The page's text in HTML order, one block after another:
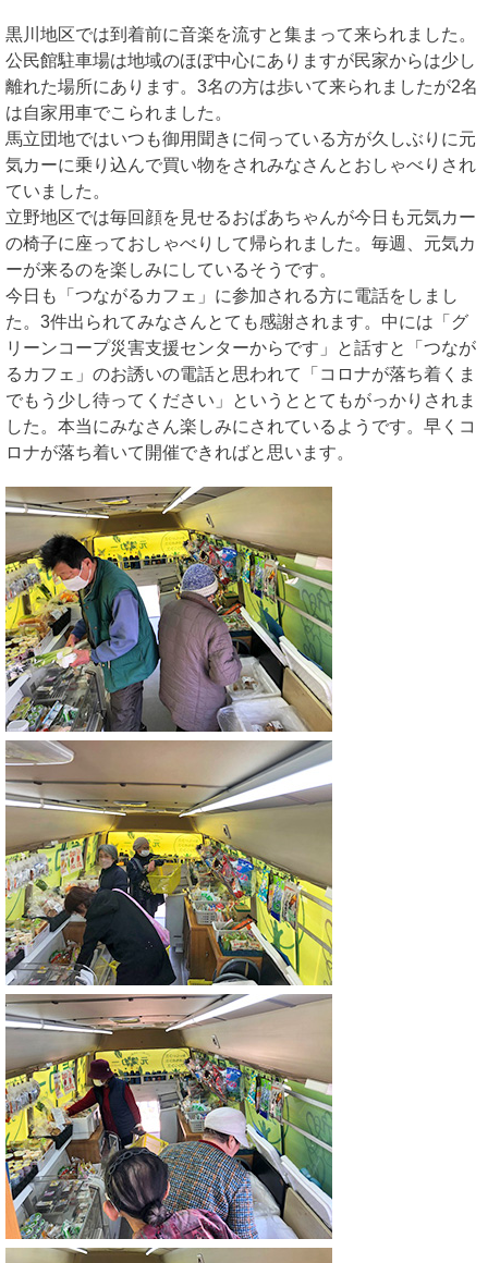
黒川地区では到着前に音楽を流すと集まって来られました。
公民館駐車場は地域のほぼ中心にありますが民家からは少し
離れた場所にあります。3名の方は歩いて来られましたが2名
は自家用車でこられました。
馬立団地ではいつも御用聞きに伺っている方が久しぶりに元
気カーに乗り込んで買い物をされみなさんとおしゃべりされ
ていました。
立野地区では毎回顔を見せるおばあちゃんが今日も元気カー
の椅子に座っておしゃべりして帰られました。毎週、元気カ
ーが来るのを楽しみにしているそうです。
今日も「つながるカフェ」に参加される方に電話をしまし
た。3件出られてみなさんとても感謝されます。中には「グ
リーンコープ災害支援センターからです」と話すと「つなが
るカフェ」のお誘いの電話と思われて「コロナが落ち着くま
でもう少し待ってください」というととてもがっかりされま
した。本当にみなさん楽しみにされているようです。早くコ
ロナが落ち着いて開催できればと思います。